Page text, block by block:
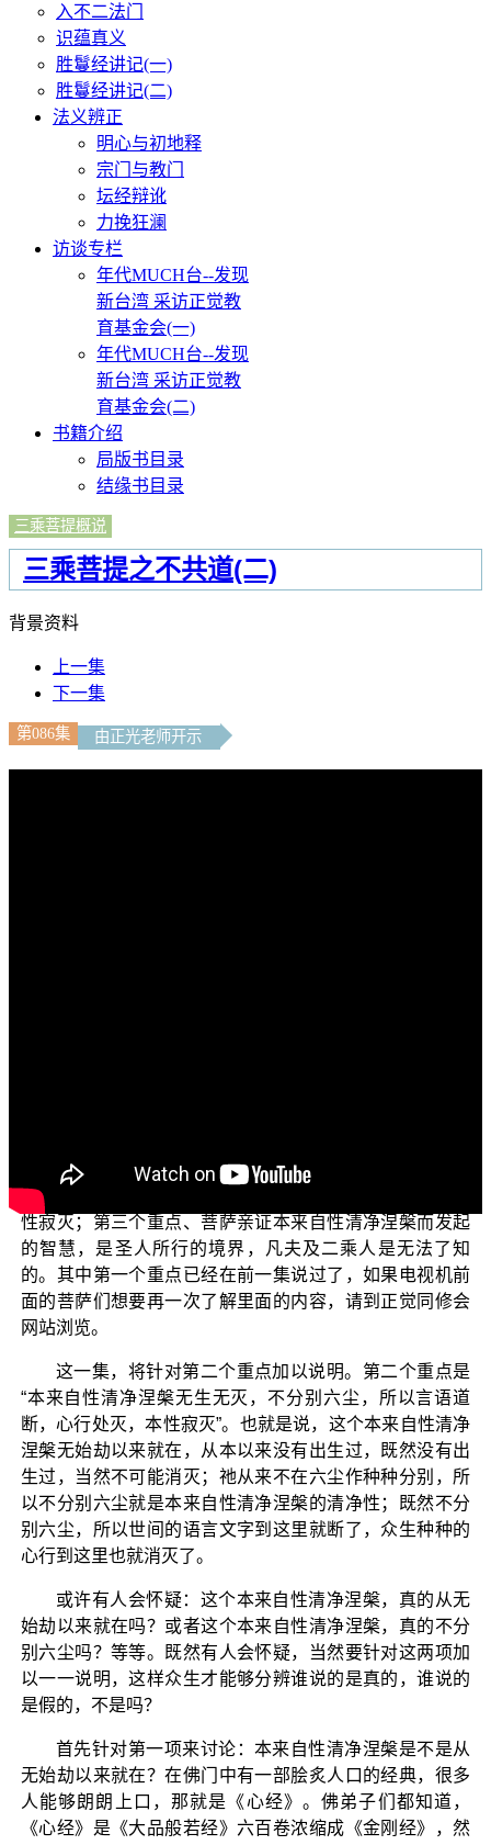
入不二法门
识蕴真义
胜鬘经讲记(一)
胜鬘经讲记(二)
法义辨正
明心与初地释
宗门与教门
坛经辩讹
力挽狂澜
访谈专栏
年代MUCH台--发现
新台湾 采访正觉教
育基金会(一)
年代MUCH台--发现
新台湾 采访正觉教
育基金会(二)
书籍介绍
局版书目录
结缘书目录
三乘菩提概说
三乘菩提之不共道(二)
背景资料
上一集
下一集
第086集 由正光老师开示
非异，本性清净而有杂染；第二个重点、本来自性清净涅
槃无生无灭，不分别六尘，所以言语道断，心行处灭，本
性寂灭；第三个重点、菩萨亲证本来自性清净涅槃而发起
的智慧，是圣人所行的境界，凡夫及二乘人是无法了知
的。其中第一个重点已经在前一集说过了，如果电视机前
面的菩萨们想要再一次了解里面的内容，请到正觉同修会
网站浏览。
这一集，将针对第二个重点加以说明。第二个重点是
“本来自性清净涅槃无生无灭，不分别六尘，所以言语道
断，心行处灭，本性寂灭”。也就是说，这个本来自性清净
涅槃无始劫以来就在，从本以来没有出生过，既然没有出
生过，当然不可能消灭；祂从来不在六尘作种种分别，所
以不分别六尘就是本来自性清净涅槃的清净性；既然不分
别六尘，所以世间的语言文字到这里就断了，众生种种的
心行到这里也就消灭了。
或许有人会怀疑：这个本来自性清净涅槃，真的从无
始劫以来就在吗？或者这个本来自性清净涅槃，真的不分
别六尘吗？等等。既然有人会怀疑，当然要针对这两项加
以一一说明，这样众生才能够分辨谁说的是真的，谁说的
是假的，不是吗？
首先针对第一项来讨论：本来自性清净涅槃是不是从
无始劫以来就在？在佛门中有一部脍炙人口的经典，很多
人能够朗朗上口，那就是《心经》。佛弟子们都知道，
《心经》是《大品般若经》六百卷浓缩成《金刚经》，然